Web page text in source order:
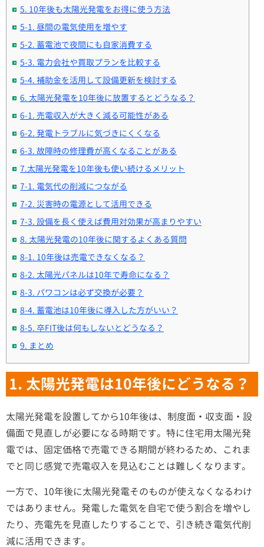
5. 10年後も太陽光発電をお得に使う方法
5-1. 昼間の電気使用を増やす
5-2. 蓄電池で夜間にも自家消費する
5-3. 電力会社や買取プランを比較する
5-4. 補助金を活用して設備更新を検討する
6. 太陽光発電を10年後に放置するとどうなる？
6-1. 売電収入が大きく減る可能性がある
6-2. 発電トラブルに気づきにくくなる
6-3. 故障時の修理費が高くなることがある
7.太陽光発電を10年後も使い続けるメリット
7-1. 電気代の削減につながる
7-2. 災害時の電源として活用できる
7-3. 設備を長く使えば費用対効果が高まりやすい
8. 太陽光発電の10年後に関するよくある質問
8-1. 10年後は売電できなくなる？
8-2. 太陽光パネルは10年で寿命になる？
8-3. パワコンは必ず交換が必要？
8-4. 蓄電池は10年後に導入した方がいい？
8-5. 卒FIT後は何もしないとどうなる？
9. まとめ
1. 太陽光発電は10年後にどうなる？
太陽光発電を設置してから10年後は、制度面・収支面・設
備面で見直しが必要になる時期です。特に住宅用太陽光発
電では、固定価格で売電できる期間が終わるため、これま
でと同じ感覚で売電収入を見込むことは難しくなります。
一方で、10年後に太陽光発電そのものが使えなくなるわけ
ではありません。発電した電気を自宅で使う割合を増やし
たり、売電先を見直したりすることで、引き続き電気代削
減に活用できます。